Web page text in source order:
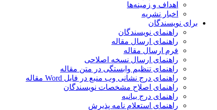
اهداف و زمینه‌ها
اخبار نشریه
برای نویسندگان
راهنمای نویسندگان
راهنمای ارسال مقاله
فرم ارسال مقاله
راهنمای ارسال نسخه اصلاحی
راهنمای تنظیم وابستگی در متن مقاله
راهنمای درج نشانی وب منبع در فایل Word مقاله
راهنمای اصلاح مشخصات نویسندگان
راهنمای درج بیانیه
راهنمای استعلام نامه پذیرش